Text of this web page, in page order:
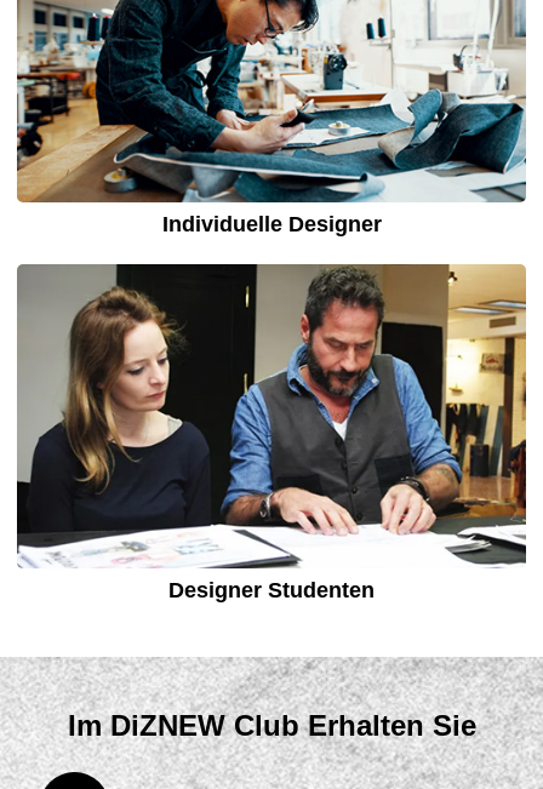
Individuelle Designer
Designer Studenten
Im DiZNEW Club Erhalten Sie